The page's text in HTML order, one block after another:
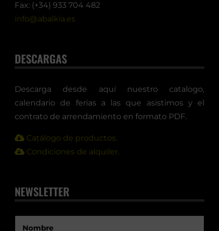
Fax: (+34) 933 704 482
info@abalkia.es
DESCARGAS
Descarga desde aquí nuestro catalogo,
calendario de ferias a las que asistimos y el
contrato de arrendamiento en formato PDF.
Catálogo de productos.
Condiciones de alquiler.
NEWSLETTER